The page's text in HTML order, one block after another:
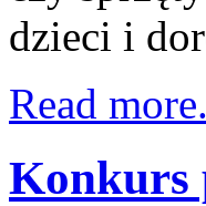
dzieci i
Read
Konkurs